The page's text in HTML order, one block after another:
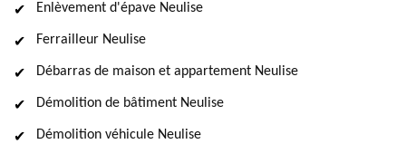
Enlèvement d'épave Neulise
Ferrailleur Neulise
Débarras de maison et appartement Neulise
Démolition de bâtiment Neulise
Démolition véhicule Neulise